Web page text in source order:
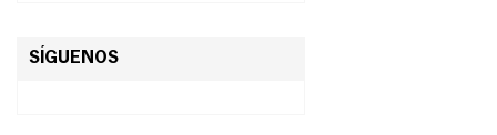
SÍGUENOS